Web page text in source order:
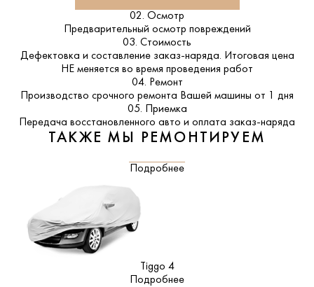
02. Осмотр
Предварительный осмотр повреждений
03. Стоимость
Дефектовка и составление заказ-наряда. Итоговая цена
НЕ меняется во время проведения работ
04. Ремонт
Производство срочного ремонта Вашей машины от 1 дня
05. Приемка
Передача восстановленного авто и оплата заказ-наряда
ТАКЖЕ МЫ РЕМОНТИРУЕМ
Подробнее
Tiggo 4
Подробнее